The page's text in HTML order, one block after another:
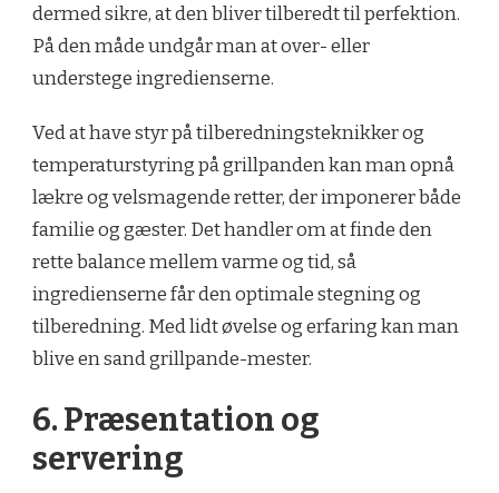
dermed sikre, at den bliver tilberedt til perfektion.
På den måde undgår man at over- eller
understege ingredienserne.
Ved at have styr på tilberedningsteknikker og
temperaturstyring på grillpanden kan man opnå
lækre og velsmagende retter, der imponerer både
familie og gæster. Det handler om at finde den
rette balance mellem varme og tid, så
ingredienserne får den optimale stegning og
tilberedning. Med lidt øvelse og erfaring kan man
blive en sand grillpande-mester.
6. Præsentation og
servering